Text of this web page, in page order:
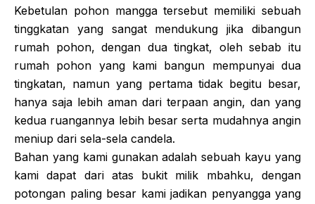
Kebetulan pohon mangga tersebut memiliki sebuah
tinggkatan yang sangat mendukung jika dibangun
rumah pohon, dengan dua tingkat, oleh sebab itu
rumah pohon yang kami bangun mempunyai dua
tingkatan, namun yang pertama tidak begitu besar,
hanya saja lebih aman dari terpaan angin, dan yang
kedua ruangannya lebih besar serta mudahnya angin
meniup dari sela-sela candela.
Bahan yang kami gunakan adalah sebuah kayu yang
kami dapat dari atas bukit milik mbahku, dengan
potongan paling besar kami jadikan penyangga yang